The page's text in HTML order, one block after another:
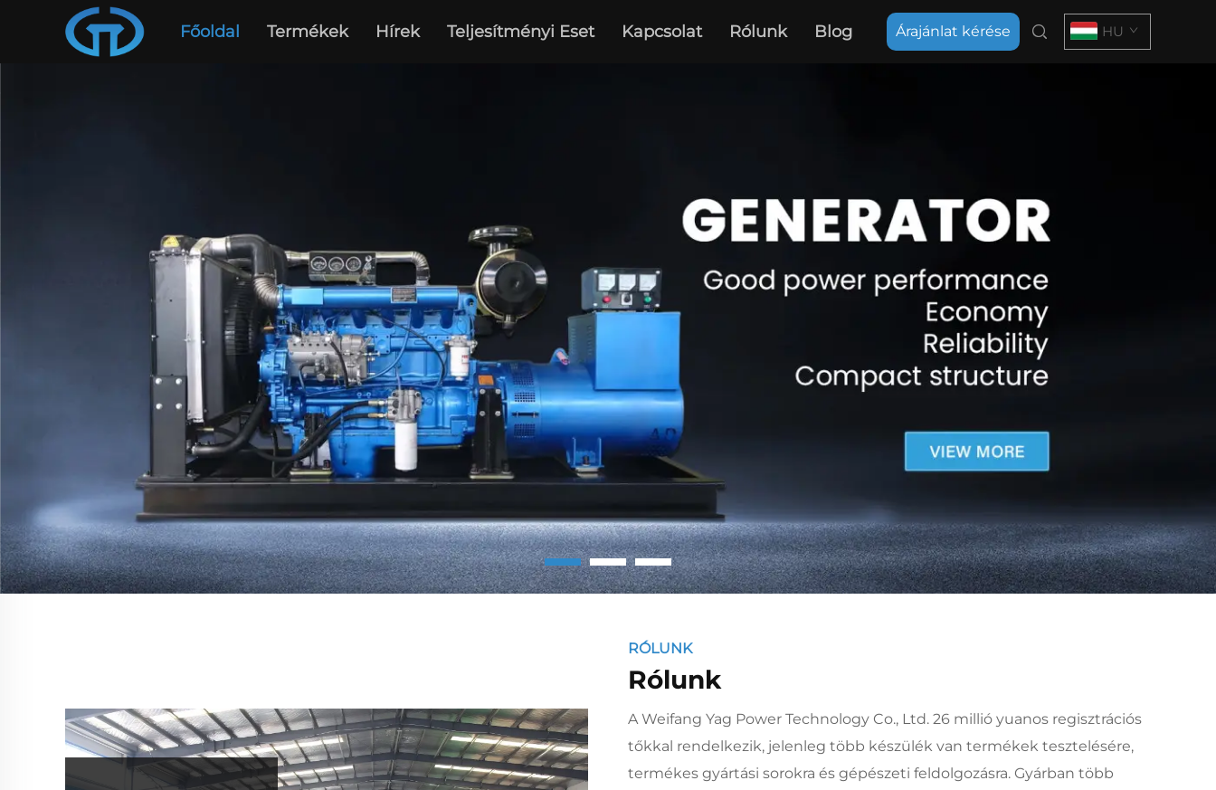
Főoldal Termékek Hírek Teljesítményi Eset Kapcsolat Rólunk Blog Árajánlat kérése HU
RÓLUNK
Rólunk
A Weifang Yag Power Technology Co., Ltd. 26 millió yuanos regisztrációs
tőkkal rendelkezik, jelenleg több készülék van termékek tesztelésére,
termékes gyártási sorokra és gépészeti feldolgozásra. Gyárban több